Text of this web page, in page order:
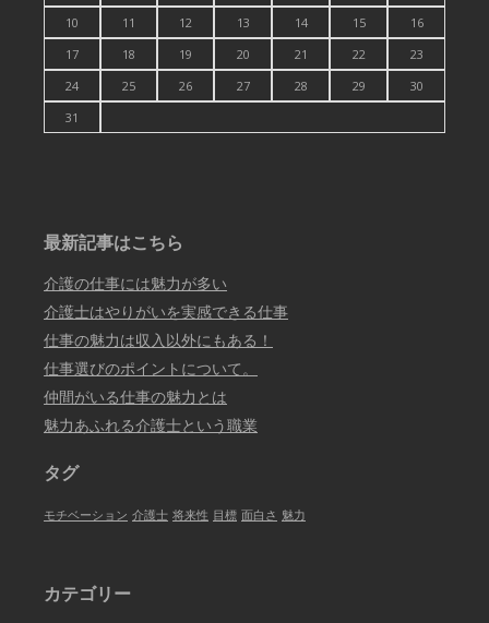
10
11 12 13 14 15
16
17
18 19 20 21 22
23
24
25 26 27 28 29
30
31
最新記事はこちら
介護の仕事には魅力が多い
介護士はやりがいを実感できる仕事
仕事の魅力は収入以外にもある！
仕事選びのポイントについて。
仲間がいる仕事の魅力とは
魅力あふれる介護士という職業
タグ
モチベーション 介護士 将来性 目標 面白さ 魅力
カテゴリー